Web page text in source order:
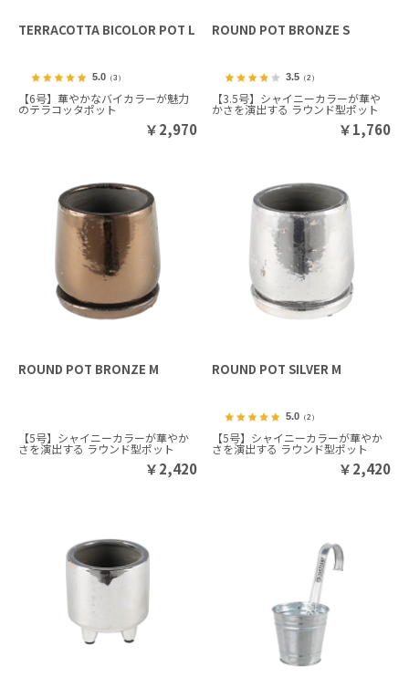
TERRACOTTA BICOLOR POT L
5.0（3）
【6号】華やかなバイカラーが魅力
のテラコッタポット
￥2,970
ROUND POT BRONZE S
3.5 （2）
【3.5号】シャイニーカラーが華や
かさを演出する ラウンド型ポット
￥1,760
ROUND POT BRONZE M
【5号】シャイニーカラーが華やか
さを演出する ラウンド型ポット
￥2,420
ROUND POT SILVER M
5.0 （2）
【5号】シャイニーカラーが華やか
さを演出する ラウンド型ポット
￥2,420